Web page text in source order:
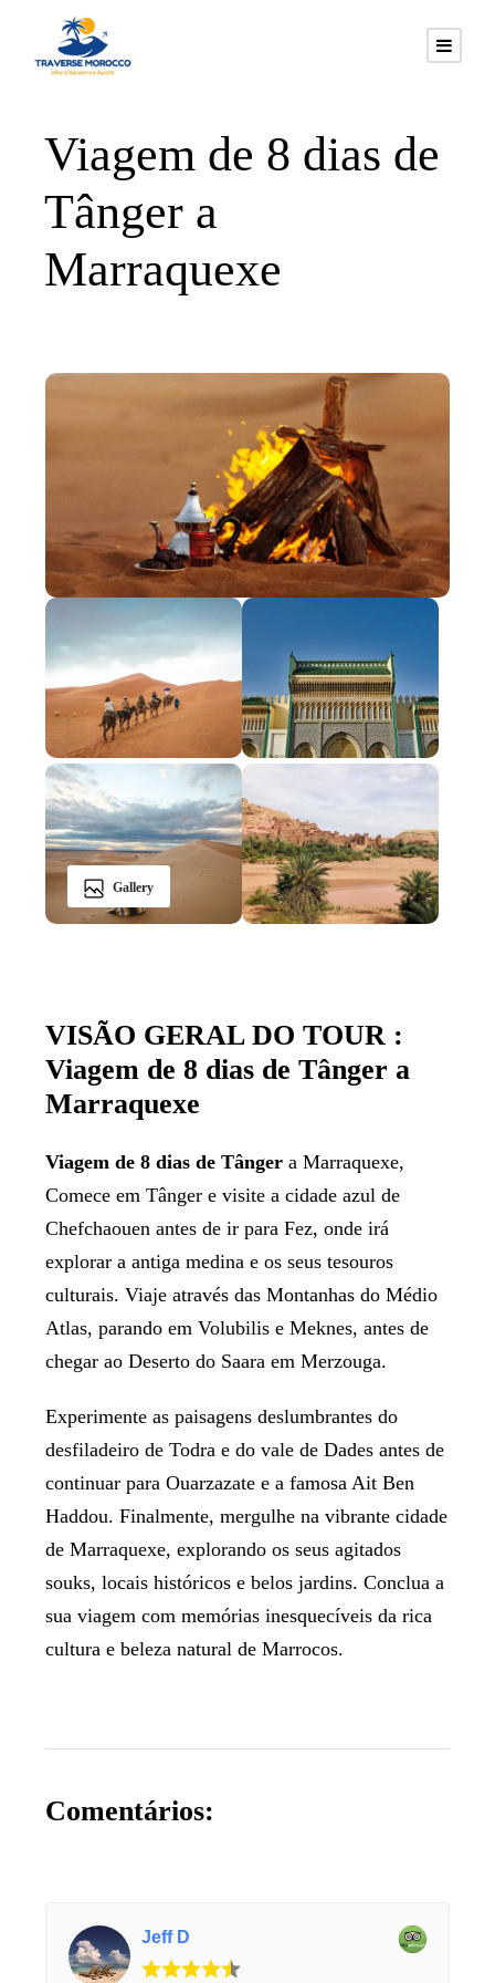
Viagem de 8 dias de
Tânger a
Marraquexe
Gallery
VISÃO GERAL DO TOUR :
Viagem de 8 dias de Tânger a
Marraquexe
Viagem de 8 dias de Tânger a Marraquexe,
Comece em Tânger e visite a cidade azul de
Chefchaouen antes de ir para Fez, onde irá
explorar a antiga medina e os seus tesouros
culturais. Viaje através das Montanhas do Médio
Atlas, parando em Volubilis e Meknes, antes de
chegar ao Deserto do Saara em Merzouga.
Experimente as paisagens deslumbrantes do
desfiladeiro de Todra e do vale de Dades antes de
continuar para Ouarzazate e a famosa Ait Ben
Haddou. Finalmente, mergulhe na vibrante cidade
de Marraquexe, explorando os seus agitados
souks, locais históricos e belos jardins. Conclua a
sua viagem com memórias inesquecíveis da rica
cultura e beleza natural de Marrocos.
Comentários:
Jeff D